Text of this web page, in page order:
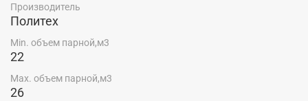
Производитель
Политех
Min. объем парной,м3
22
Max. объем парной,м3
26